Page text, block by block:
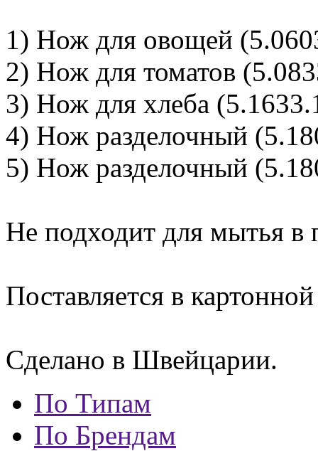
1) Нож для овощей
2) Нож для томатов
3) Нож для хлеба
4) Нож разделочный
5) Нож разделочный
Не подходит для мытья
Поставляется в
Сделано в Швейцарии.
По Типам
По Брендам